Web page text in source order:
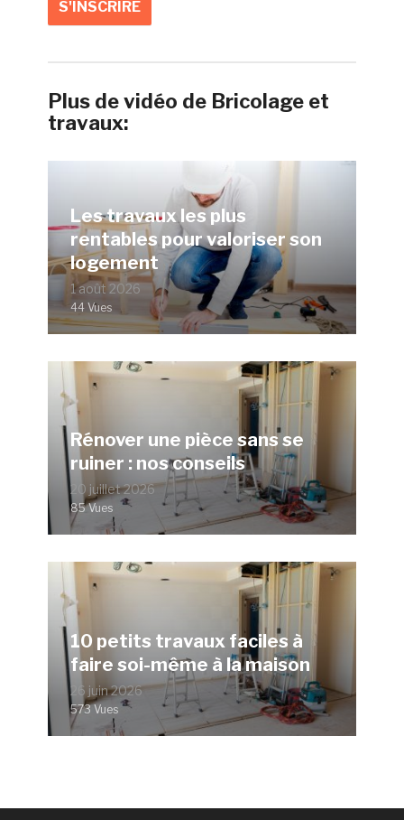
Plus de vidéo de Bricolage et
travaux:
Les travaux les plus
rentables pour valoriser son
logement
1 août 2026
44 Vues
Rénover une pièce sans se
ruiner : nos conseils
20 juillet 2026
85 Vues
10 petits travaux faciles à
faire soi-même à la maison
26 juin 2026
573 Vues